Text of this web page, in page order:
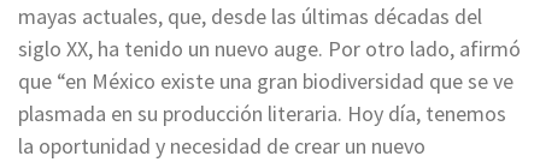
mayas actuales, que, desde las últimas décadas del
siglo XX, ha tenido un nuevo auge. Por otro lado, afirmó
que “en México existe una gran biodiversidad que se ve
plasmada en su producción literaria. Hoy día, tenemos
la oportunidad y necesidad de crear un nuevo